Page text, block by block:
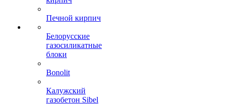
Печной кирпич
Белорусские
газосиликатные
блоки
Bonolit
Калужский
газобетон Sibel